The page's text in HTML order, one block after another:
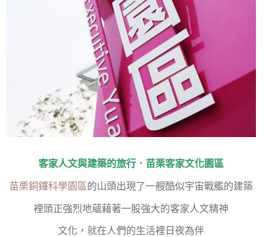
客家人文與建築的旅行． 苗栗客家文化園區
苗栗銅鑼科學園區的山頭出現了一艘酷似宇宙戰艦的建築
裡頭正強烈地蘊藉著一股強大的客家人文精神
文化，就在人們的生活裡日夜為伴